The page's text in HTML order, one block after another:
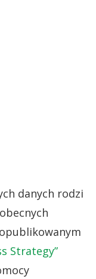
danych rodzi
Strategy”